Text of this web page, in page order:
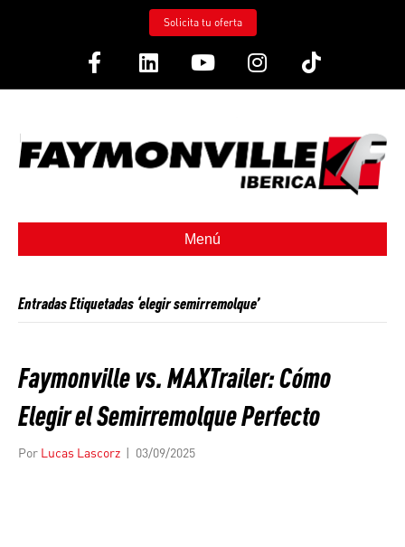
Solicita tu oferta
FacebookLinkedinYoutubeInstagram
Tiktok
Menú
Entradas Etiquetadas ‘elegir semirremolque’
Faymonville vs. MAXTrailer: Cómo
Elegir el Semirremolque Perfecto
Por Lucas Lascorz | 03/09/2025